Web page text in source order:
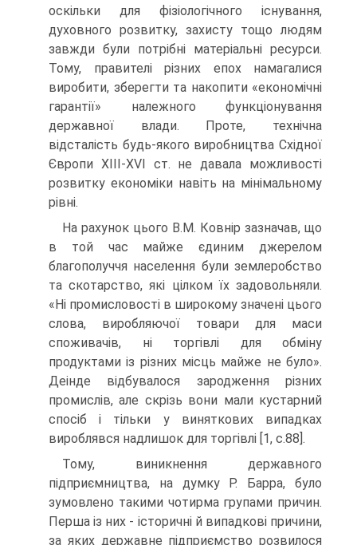
оскільки для фізіологічного існування,
духовного розвитку, захисту тощо людям
завжди були потрібні матеріальні ресурси.
Тому, правителі різних епох намагалися
виробити, зберегти та накопити «економічні
гарантії» належного функціонування
державної влади. Проте, технічна
відсталість будь-якого виробництва Східної
Європи XIII-XVI ст. не давала можливості
розвитку економіки навіть на мінімальному
рівні.
На рахунок цього В.М. Ковнір зазначав, що
в той час майже єдиним джерелом
благополуччя населення були землеробство
та скотарство, які цілком їх задовольняли.
«Ні промисловості в широкому значені цього
слова, виробляючої товари для маси
споживачів, ні торгівлі для обміну
продуктами із різних місць майже не було».
Деінде відбувалося зародження різних
промислів, але скрізь вони мали кустарний
спосіб і тільки у виняткових випадках
вироблявся надлишок для торгівлі [1, с.88].
Тому, виникнення державного
підприємництва, на думку Р. Барра, було
зумовлено такими чотирма групами причин.
Перша із них - історичні й випадкові причини,
за яких державне підприємство розвилося